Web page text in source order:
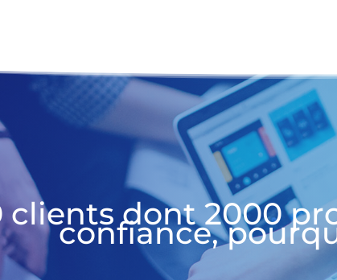
clients dont 2000
confiance,